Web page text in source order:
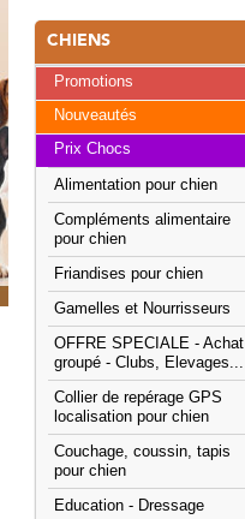
CHIENS
Promotions
Nouveautés
Prix Chocs
Alimentation pour chien
Compléments alimentaire
pour chien
Friandises pour chien
Gamelles et Nourrisseurs
OFFRE SPECIALE - Achat
groupé - Clubs, Elevages...
Collier de repérage GPS
localisation pour chien
Couchage, coussin, tapis
pour chien
Education - Dressage